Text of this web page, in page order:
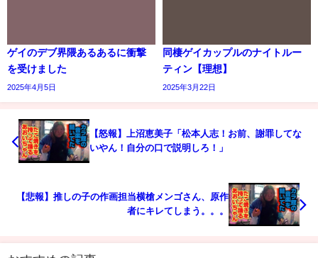
ゲイのデブ界隈あるあるに衝撃
を受けました
2025年4月5日
同棲ゲイカップルのナイトルー
ティン【理想】
2025年3月22日
【怒報】上沼恵美子「松本人志！お前、謝罪してな
いやん！自分の口で説明しろ！」
【悲報】推しの子の作画担当横槍メンゴさん、原作
者にキレてしまう。。。